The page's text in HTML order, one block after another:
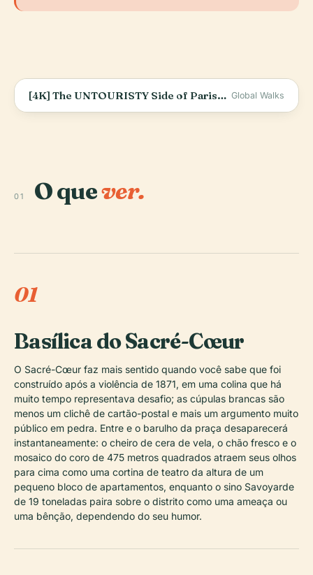
[4K] The UNTOURISTY Side of Paris&#39; 18th Arrondissement: Walk Tour behind Montmartre Global Walks
01 O quever.
01
Basílica do Sacré-Cœur
O Sacré-Cœur faz mais sentido quando você sabe que foi
construído após a violência de 1871, em uma colina que há
muito tempo representava desafio; as cúpulas brancas são
menos um clichê de cartão-postal e mais um argumento muito
público em pedra. Entre e o barulho da praça desaparecerá
instantaneamente: o cheiro de cera de vela, o chão fresco e o
mosaico do coro de 475 metros quadrados atraem seus olhos
para cima como uma cortina de teatro da altura de um
pequeno bloco de apartamentos, enquanto o sino Savoyarde
de 19 toneladas paira sobre o distrito como uma ameaça ou
uma bênção, dependendo do seu humor.